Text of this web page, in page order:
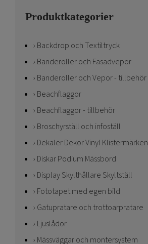
Produktkategorier
Backdrop och Textiltryck
Banderoller och Fasadvepor
Banderoller och Vepor - tillbehör
Beachflaggor
Beachflaggor - tillbehör
Broschyrställ och infoställ
Dekaler Dekor Vinyl Klistermärken
Diskar Podium Mässbord
Display Skylthållare Skyltställ
Fototapet med egen bild
Gatupratare och trottoarpratare
Ljuslådor
Mässväggar och montersystem